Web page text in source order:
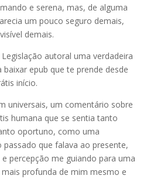
e serena, mas, de alguma
um pouco seguro demais,
demais.
autoral uma verdadeira
epub que te prende desde
início.
universais, um comentário sobre
humana que se sentia tanto
oportuno, como uma
passado que falava ao presente,
percepção me guiando para uma
profunda de mim mesmo e